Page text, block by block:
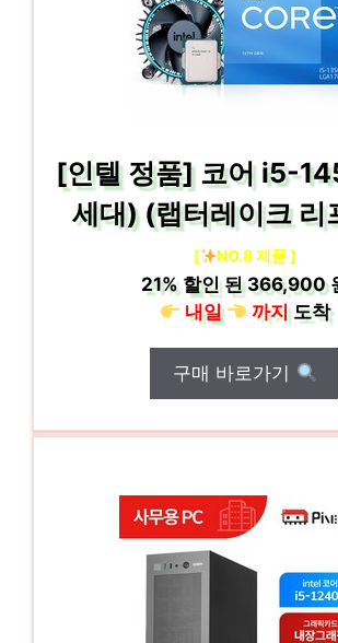
[인텔 정품] 코어 i5-
세대) (랩터레이크 리
[ NO.8 제품 ]
21%할인 된366,900
내일
까지도착
구매 바로가기